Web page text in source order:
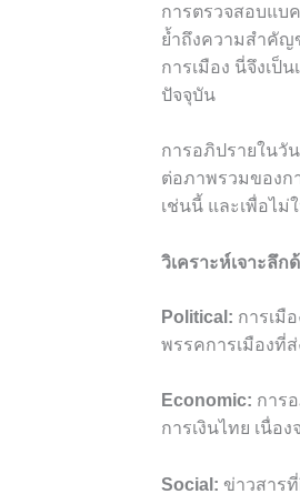
การตรวจสอบแบ
ย้ำถึงความสำคัญ
การเมือง นี่จึงเ
ปัจจุบัน
การอภิปรายในวั
ต่อภาพรวมของก
เช่นนี้ และเพื่อไม่
วิเคราะห์เจาะลึก
Political: การเมื
พรรคการเมืองที่
Economic: การ
การเงินไทย เนื่อ
Social: ข่าวสาร